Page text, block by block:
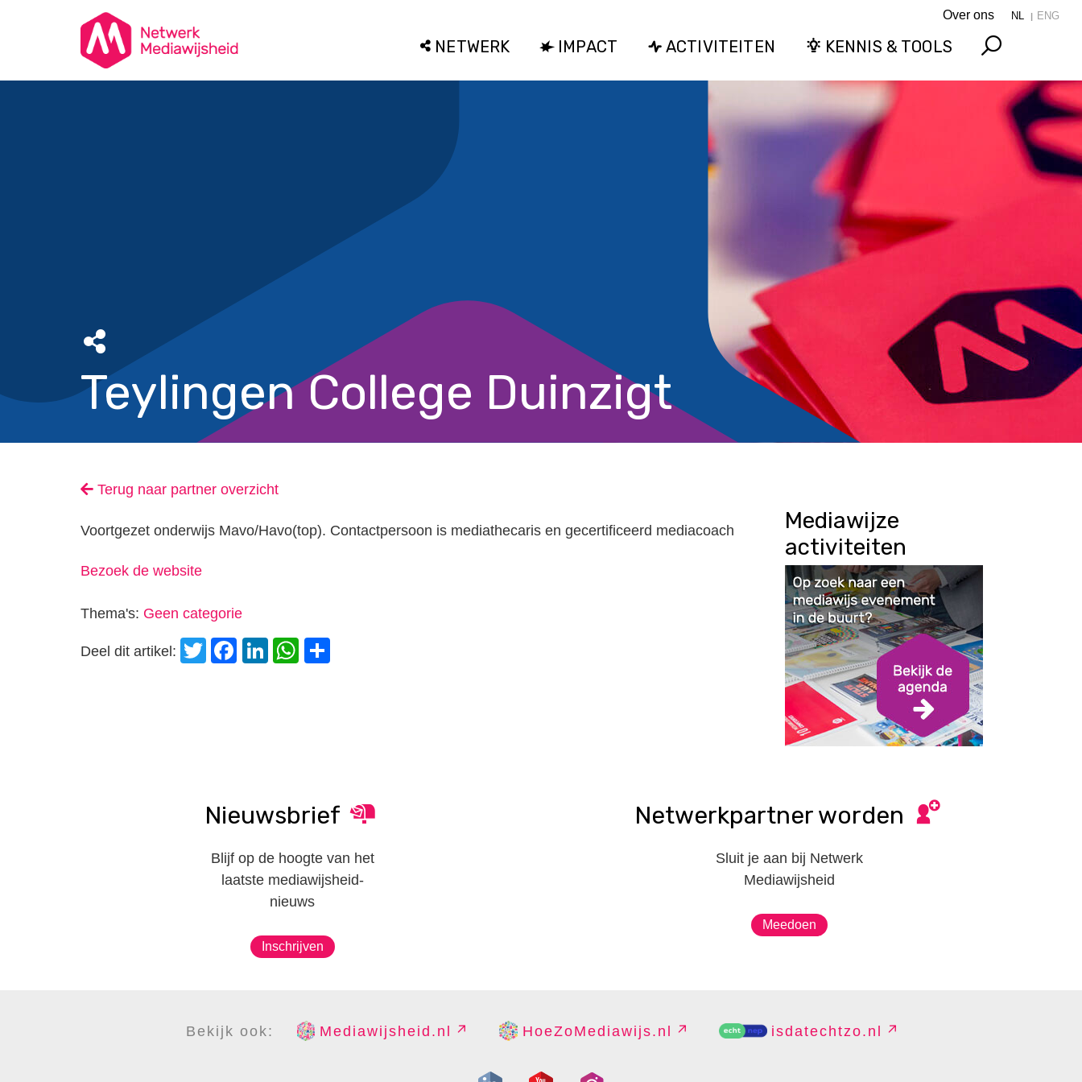
Over ons NL ENG
NETWERK IMPACT ACTIVITEITEN KENNIS & TOOLS
Teylingen College Duinzigt
Terug naar partner overzicht
Voortgezet onderwijs Mavo/Havo(top). Contactpersoon is mediathecaris en gecertificeerd mediacoach
Bezoek de website
Thema's: Geen categorie
Deel dit artikel: Twitter
Facebook
LinkedIn
WhatsApp
Mediawijze
activiteiten
Nieuwsbrief
Blijf op de hoogte van het
laatste mediawijsheid-
nieuws
Inschrijven
Netwerkpartner worden
Sluit je aan bij Netwerk
Mediawijsheid
Meedoen
Bekijk ook: Mediawijsheid.nl HoeZoMediawijs.nl isdatechtzo.nl